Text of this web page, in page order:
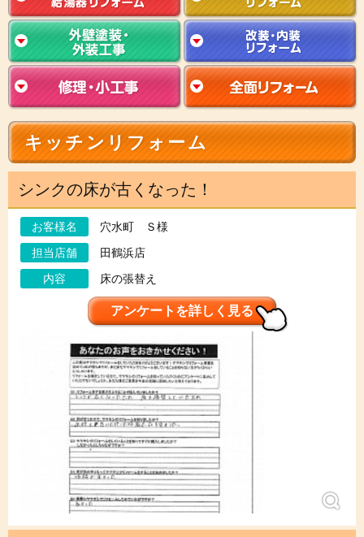
キッチンリフォーム
シンクの床が古くなった！
お客様名
穴水町 Ｓ様
担当店舗
田鶴浜店
内容
床の張替え
アンケートを詳しく見る